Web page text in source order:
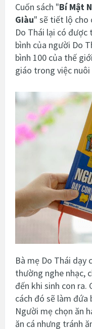
Cuốn sách "Bí Mật
Giàu" sẽ tiết lộ cho
Do Thái lại có được
bình của người Do
bình 100 của thế
giáo trong việc
Bà mẹ Do Thái dạy
thường nghe nhạc,
đến khi sinh con ra.
cách đó sẽ làm đứa
Người mẹ chọn ăn
ăn cá nhưng tránh